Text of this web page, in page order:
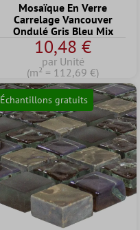
Mosaïque En Verre
Carrelage Vancouver
Ondulé Gris Bleu Mix
10,48 €
par Unité
(m² = 112,69 €)
Échantillons gratuits